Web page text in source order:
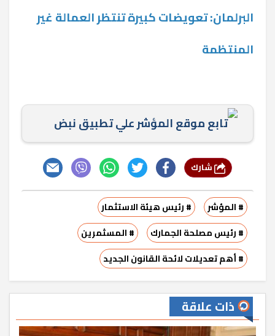
البرلمان: تعويضات كبيرة تنتظر العمالة غير
المنتظمة
تابع موقع المؤشر علي تطبيق نبض
# المؤشر
# رئيس هيئة الاستثمار
# رئيس مصلحة الجمارك
# المسثمرين
# أهم تعديلات لائحة القانون الجديد
ذات علاقة